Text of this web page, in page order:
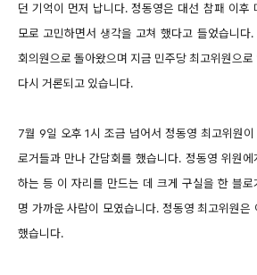
던 기억이 먼저 납니다. 정동영은 대선 참패 이후
모로 고민하면서 생각을 고쳐 했다고 들었습니
회의원으로 돌아왔으며 지금 민주당 최고위원으
다시 거론되고 있습니다.
7월 9일 오후 1시 조금 넘어서 정동영 최고위원
로거들과 만나 간담회를 했습니다. 정동영 위원
하는 등 이 자리를 만드는 데 크게 구실을 한 블
명 가까운 사람이 모였습니다. 정동영 최고위원은
했습니다.